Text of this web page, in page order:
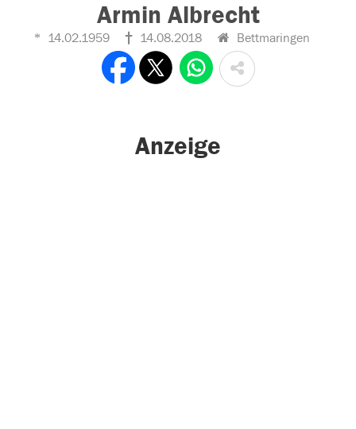
Armin Albrecht
14.02.1959 14.08.2018 Bettmaringen
Anzeige